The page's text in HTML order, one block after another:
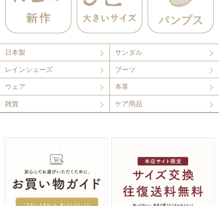
日本製 サンダル
レインシューズ ブーツ
ウェア 本革
雑貨 ケア用品